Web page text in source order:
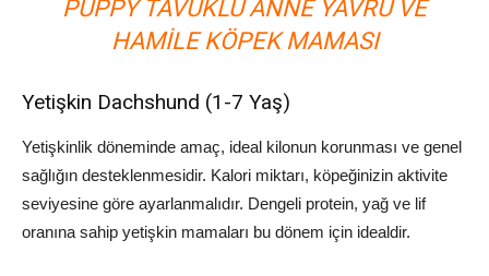
PUPPY TAVUKLU ANNE YAVRU VE
HAMILE KÖPEK MAMASI
Yetişkin Dachshund (1-7 Yaş)
Yetişkinlik döneminde amaç, ideal kilonun korunması ve genel
sağlığın desteklenmesidir. Kalori miktarı, köpeğinizin aktivite
seviyesine göre ayarlanmalıdır. Dengeli protein, yağ ve lif
oranına sahip yetişkin mamaları bu dönem için idealdir.